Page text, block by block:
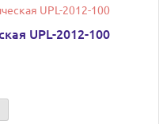
UPL-2012-100